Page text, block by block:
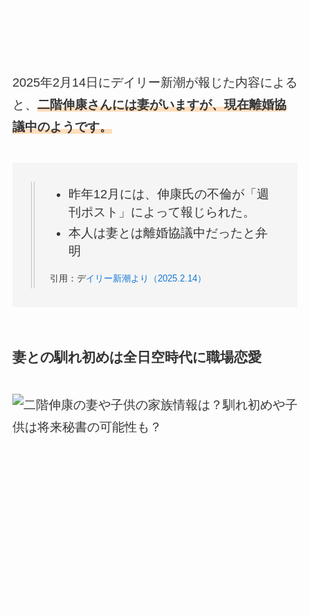
2025年2月14日にデイリー新潮が報じた内容による
と、 二階伸康さんには妻がいますが、現在離婚協
議中のようです。
昨年12月には、伸康氏の不倫が「週
刊ポスト」によって報じられた。
本人は妻とは離婚協議中だったと弁
明
引用：デイリー新潮より（2025.2.14）
妻との馴れ初めは全日空時代に職場恋愛